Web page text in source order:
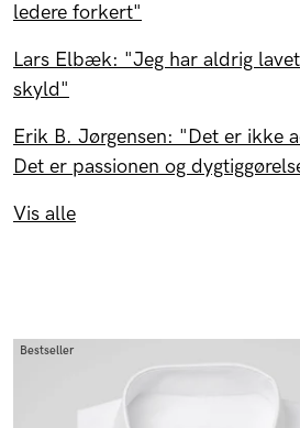
ledere forkert"
Lars Elbæk: "Jeg har aldrig
skyld"
Erik B. Jørgensen: "Det er ikke
Det er passionen og
Vis alle
Bestseller